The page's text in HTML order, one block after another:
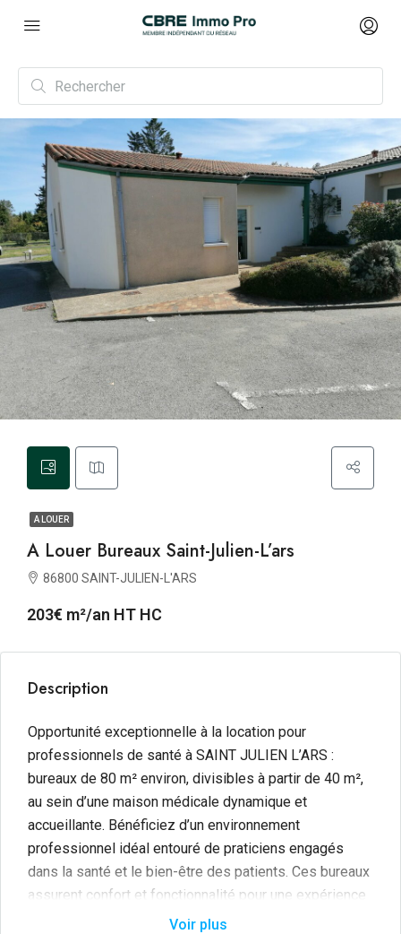
A LOUER
A Louer Bureaux Saint-Julien-L’ars
86800 SAINT-JULIEN-L'ARS
203€ m²/an HT HC
Description
Opportunité exceptionnelle à la location pour
professionnels de santé à SAINT JULIEN L’ARS :
bureaux de 80 m² environ, divisibles à partir de 40 m²,
au sein d’une maison médicale dynamique et
accueillante. Bénéficiez d’un environnement
professionnel idéal entouré de praticiens engagés
dans la santé et le bien-être des patients. Ces bureaux
assurent confort et fonctionnalité pour une expérience
optimale, idéale pour les professionnels souhaitant
Voir plus